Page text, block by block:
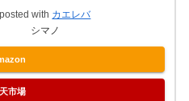
posted with カエレバ
シマノ
市場